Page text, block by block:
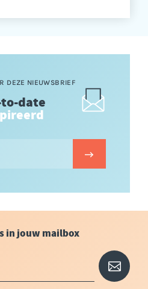
DEZE NIEUWSBRIEF
date
in jouw mailbox